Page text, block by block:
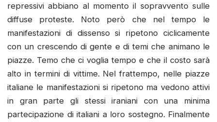
repressivi abbiano al momento il sopravvento sulle
diffuse proteste. Noto però che nel tempo le
manifestazioni di dissenso si ripetono ciclicamente
con un crescendo di gente e di temi che animano le
piazze. Temo che ci voglia tempo e che il costo sarà
alto in termini di vittime. Nel frattempo, nelle piazze
italiane le manifestazioni si ripetono ma vedono attivi
in gran parte gli stessi iraniani con una minima
partecipazione di italiani a loro sostegno. Finalmente